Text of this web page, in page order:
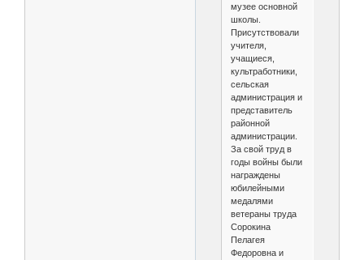
музее основной
школы.
Присутствовали
учителя,
учащиеся,
культработники,
сельская
администрация и
представитель
районной
администрации.
За свой труд в
годы войны были
награждены
юбилейными
медалями
ветераны труда
Сорокина
Пелагея
Федоровна и